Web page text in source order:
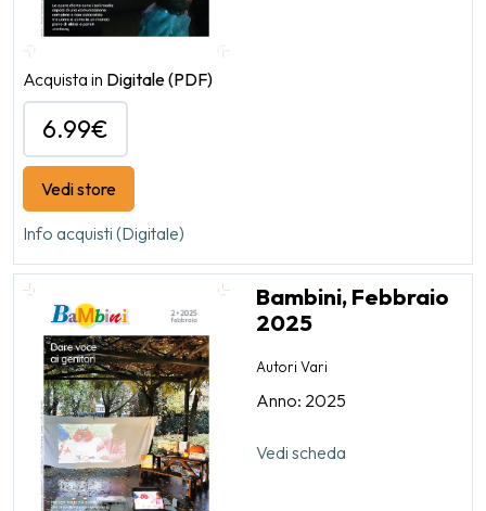
Acquista in Digitale(PDF)
6.99€
Vedi store
Info acquisti (Digitale)
Bambini, Febbraio
2025
Autori Vari
Anno: 2025
Vedi scheda